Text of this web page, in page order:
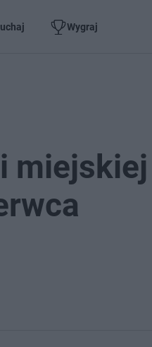
Wygraj